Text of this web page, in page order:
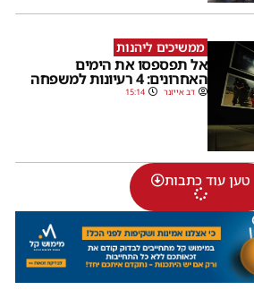
ממשיכים ליהנות
אל תפספסו את הימים
האחרונים: 4 רעיונות למשפחה
דב אייזנר 15:14
טען עוד כתבות